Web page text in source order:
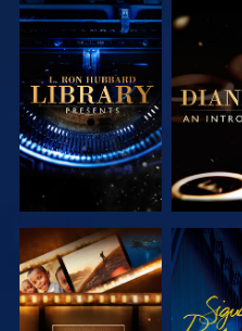
UTFORSKA
SERIEN
UTFORSKA
SERIEN